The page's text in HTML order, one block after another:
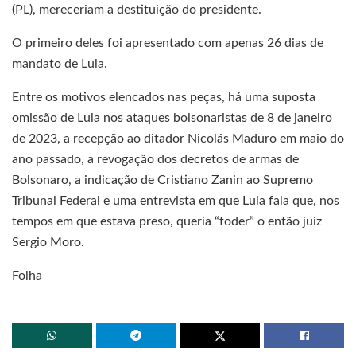
(PL), mereceriam a destituição do presidente.
O primeiro deles foi apresentado com apenas 26 dias de
mandato de Lula.
Entre os motivos elencados nas peças, há uma suposta
omissão de Lula nos ataques bolsonaristas de 8 de janeiro
de 2023, a recepção ao ditador Nicolás Maduro em maio do
ano passado, a revogação dos decretos de armas de
Bolsonaro, a indicação de Cristiano Zanin ao Supremo
Tribunal Federal e uma entrevista em que Lula fala que, nos
tempos em que estava preso, queria “foder” o então juiz
Sergio Moro.
Folha